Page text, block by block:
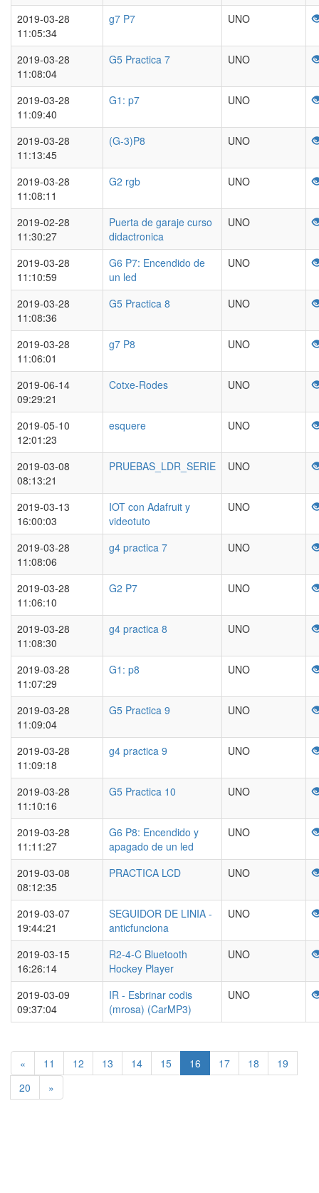
2019-03-28
11:05:34
g7 P7 UNO
2019-03-28
11:08:04
G5 Practica 7 UNO
2019-03-28
11:09:40
G1: p7 UNO
2019-03-28
11:13:45
(G-3)P8 UNO
2019-03-28
11:08:11
G2 rgb UNO
2019-02-28
11:30:27
Puerta de garaje curso
didactronica
UNO
2019-03-28
11:10:59
G6 P7: Encendido de
un led
UNO
2019-03-28
11:08:36
G5 Practica 8 UNO
2019-03-28
11:06:01
g7 P8 UNO
2019-06-14
09:29:21
Cotxe-Rodes UNO
2019-05-10
12:01:23
esquere UNO
2019-03-08
08:13:21
PRUEBAS_LDR_SERIE UNO
2019-03-13
16:00:03
IOT con Adafruit y
videotuto
UNO
2019-03-28
11:08:06
g4 practica 7 UNO
2019-03-28
11:06:10
G2 P7 UNO
2019-03-28
11:08:30
g4 practica 8 UNO
2019-03-28
11:07:29
G1: p8 UNO
2019-03-28
11:09:04
G5 Practica 9 UNO
2019-03-28
11:09:18
g4 practica 9 UNO
2019-03-28
11:10:16
G5 Practica 10 UNO
2019-03-28
11:11:27
G6 P8: Encendido y
apagado de un led
UNO
2019-03-08
08:12:35
PRACTICA LCD UNO
2019-03-07
19:44:21
SEGUIDOR DE LINIA -
anticfunciona
UNO
2019-03-15
16:26:14
R2-4-C Bluetooth
Hockey Player
UNO
2019-03-09
09:37:04
IR - Esbrinar codis
(mrosa) (CarMP3)
UNO
« 11 12 13 14 15 16 17 18
19
20
»